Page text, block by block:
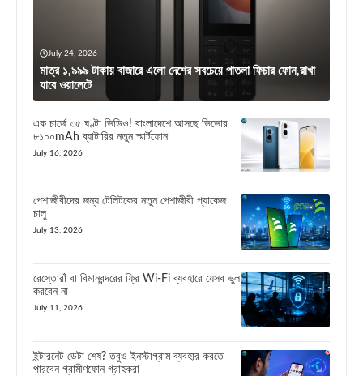
July 24, 2026
মাত্র ১,৯৯৯ টাকায় বাজারে এলো দেশের সবচেয়ে পাতলা ফিচার ফোন,রাখা
যাবে ওয়ালেটে
এক চার্জে ৩৫ ঘণ্টা ভিডিও! বাংলাদেশে আসছে ভিভোর
৮১০০mAh ব্যাটারির নতুন স্মার্টফোন
July 16, 2026
পেশাজীবীদের জন্য টেলিটকের নতুন পেশাজীবী প্যাকেজ
চালু
July 13, 2026
রেস্তোরাঁ বা বিমানবন্দরের ফ্রি Wi-Fi ব্যবহারে যেসব ভুল
করবেন না
July 11, 2026
ইন্টারনেট ডেটা শেষ? তবুও ইনস্টাগ্রাম ব্যবহার করতে
পারবেন গ্রামীণফোন গ্রাহকরা